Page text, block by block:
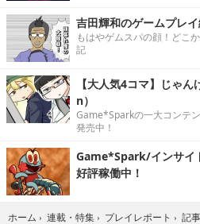
吉田輝和のゲームプレ
もはやゲムスパの顔！どこ
記
【大人気4コマ】じゃ
n）
Game*Sparkの一大コンテ
発売中！
Game*Spark/インサイ
好評稼働中！
ホーム › 連載・特集 › プレイレポート › 記事